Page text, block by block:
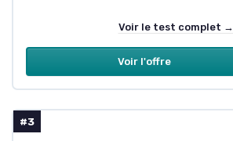
Voir le test complet →
Voir l'offre
#3